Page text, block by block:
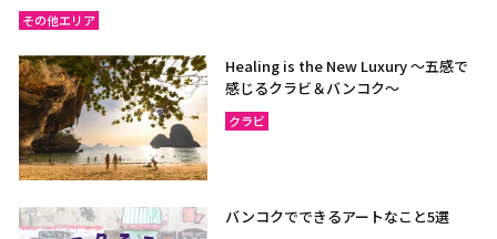
その他エリア
Healing is the New Luxury ～五感で
感じるクラビ＆バンコク～
クラビ
バンコクでできるアートなこと5選